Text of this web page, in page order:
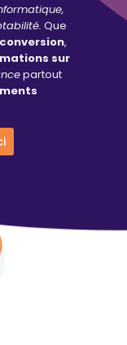
Que
,
sur
partout